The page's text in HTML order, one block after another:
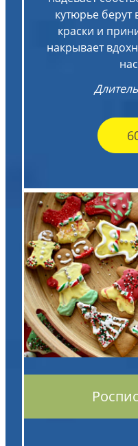
кутюрье берут
краски и
накрывает